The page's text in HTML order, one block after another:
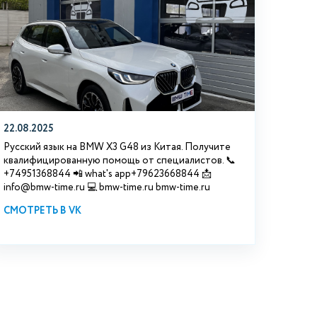
22.08.2025
Русский язык на BMW X3 G48 из Китая. Получите
квалифицированную помощь от специалистов. 📞
+74951368844 📲 what's app+79623668844 📩
info@bmw-time.ru 💻 bmw-time.ru bmw-time.ru
СМОТРЕТЬ В VK